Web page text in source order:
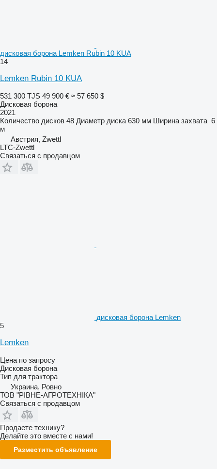
дисковая борона Lemken Rubin 10 KUA
14
Lemken Rubin 10 KUA
531 300 TJS 49 900 € ≈ 57 650 $
Дисковая борона
2021
Количество дисков 48 Диаметр диска 630 мм Ширина захвата 6
м
Австрия, Zwettl
LTC-Zwettl
Связаться с продавцом
дисковая борона Lemken
5
Lemken
Цена по запросу
Дисковая борона
Тип для трактора
Украина, Ровно
ТОВ "РІВНЕ-АГРОТЕХНІКА"
Связаться с продавцом
Продаете технику?
Делайте это вместе с нами!
Разместить объявление